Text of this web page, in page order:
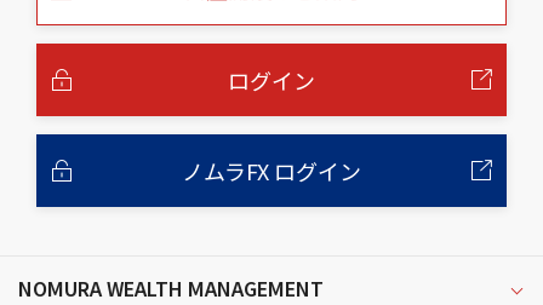
ログイン
ノムラFX ログイン
NOMURA WEALTH MANAGEMENT